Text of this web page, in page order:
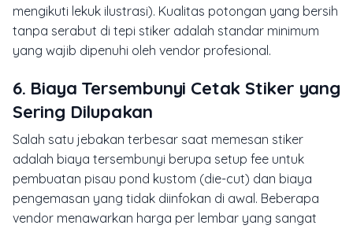
mengikuti lekuk ilustrasi). Kualitas potongan yang bersih
tanpa serabut di tepi stiker adalah standar minimum
yang wajib dipenuhi oleh vendor profesional.
6. Biaya Tersembunyi Cetak Stiker yang
Sering Dilupakan
Salah satu jebakan terbesar saat memesan stiker
adalah biaya tersembunyi berupa setup fee untuk
pembuatan pisau pond kustom (die-cut) dan biaya
pengemasan yang tidak diinfokan di awal. Beberapa
vendor menawarkan harga per lembar yang sangat